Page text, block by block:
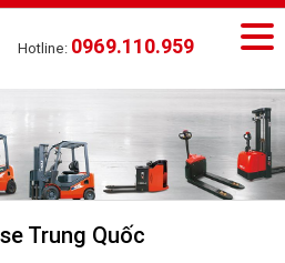
Hotline: 0969.110.959
Trung Quốc